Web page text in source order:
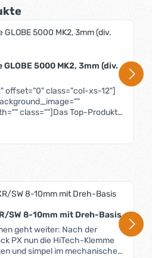
5000 MK2, 3mm (div.
offset="0" class="col-xs-12"]
class=""]Das Top-Produkt
gut geeignet,
geringe Dehnung und
bewirkt geringste
allerdings ist diese Leine nicht
Globe 5000: Überall
wenig Dehnung von
über Materialien, Herstellung
col][/row][{/veparse}]
SW 8-10mm mit Dreh-Basis
geht weiter: Nach der
PX nun die HiTech-Klemme